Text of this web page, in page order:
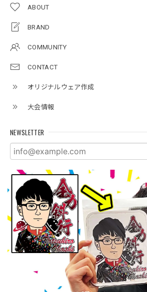
ABOUT
BRAND
COMMUNITY
CONTACT
オリジナルウェア作成
大会情報
NEWSLETTER